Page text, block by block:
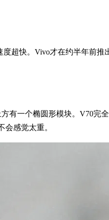
超快。Vivo才在约半年前
有一个椭圆形模块。V70完
会感觉太重。